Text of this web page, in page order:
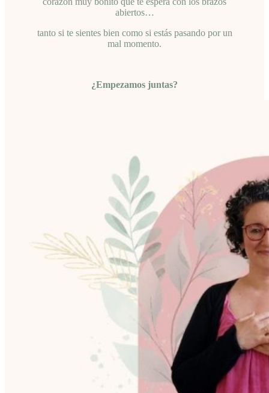
abiertos…
tanto si te sientes bien como si estás pasando por un
mal momento.
¿Empezamos juntas?